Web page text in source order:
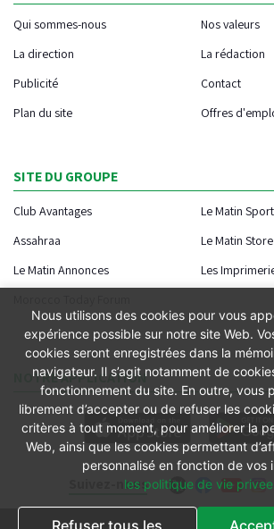
Suivez-nous
Qui sommes-nous
Nos valeurs
La direction
La rédaction
Publicité
Contact
Plan du site
Offres
SITE DU GROUPE
Club Avantages
Le Matin
Assahraa
Le Matin Store
Le Matin Annonces
Les
NOTRE APPLICATION
Nous utilisons des cookies pour vous
expérience possible sur notre site Web.
cookies seront enregistrées dans la
navigateur. Il s’agit notamment de
fonctionnement du site. En outre, vous
librement d’accepter ou de refuser les
critères à tout moment, pour améliorer la
Web, ainsi que les cookies permettant
personnalisé en fonction de vos
les politique de vie privee
Refuser tous les